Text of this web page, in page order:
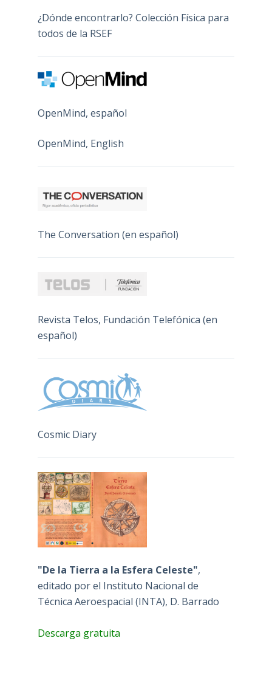
¿Dónde encontrarlo? Colección Física para
todos de la RSEF
OpenMind, español
OpenMind, English
The Conversation (en español)
Revista Telos, Fundación Telefónica (en
español)
Cosmic Diary
"De la Tierra a la Esfera Celeste",
editado por el Instituto Nacional de
Técnica Aeroespacial (INTA), D. Barrado
Descarga gratuita